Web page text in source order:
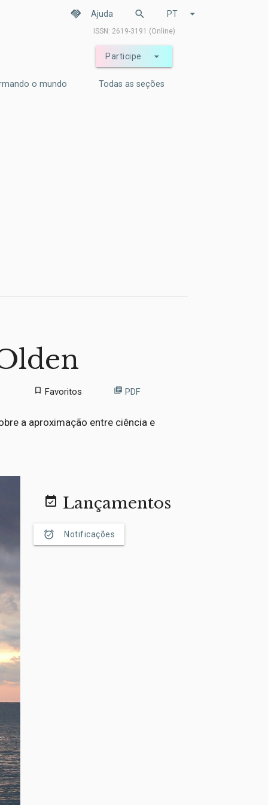
handshake Ajuda search arrow_drop_down
PT
ISSN: 2619-3191 (Online)
arrow_drop_down
Participe
o mundo Todas as seções
bookmark_border Favoritos library_books PDF
a aproximação entre ciência e
event_available Lançamentos
alarm_on Notificações